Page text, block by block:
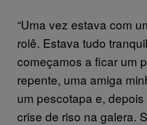
“Uma vez estava com
rolê. Estava tudo
começamos a ficar um
repente, uma amiga
um pescotapa e,
crise de riso na galera.